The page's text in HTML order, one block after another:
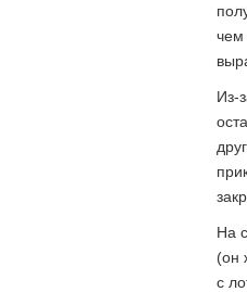
чем
Из-
На
(он
с